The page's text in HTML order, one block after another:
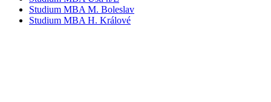
Studium MBA M. Boleslav
Studium MBA H. Králové